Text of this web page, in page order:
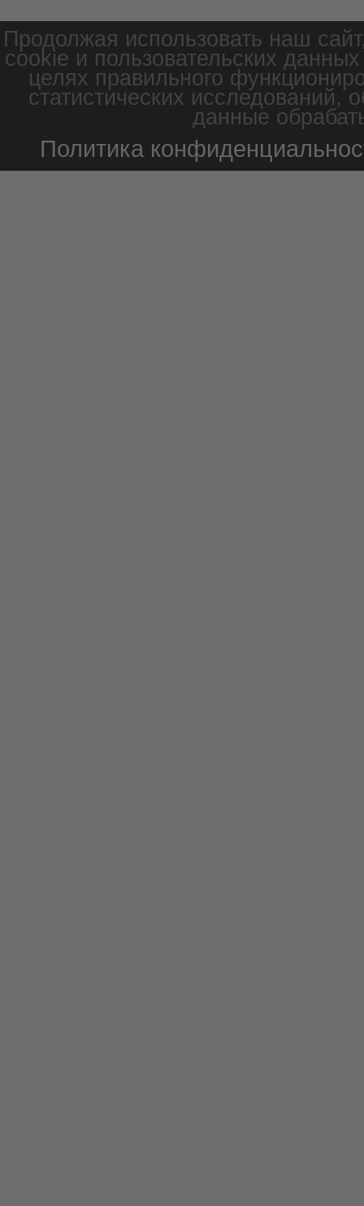
Продолжая использовать наш
cookie и пользовательских
целях правильного
статистических
данные
Политика